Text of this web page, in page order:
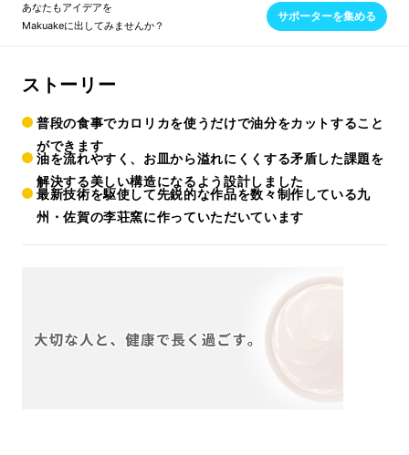
あなたもアイデアを
Makuakeに出してみませんか？
サポーターを集める
ストーリー
普段の食事でカロリカを使うだけで油分をカットすること
ができます
油を流れやすく、お皿から溢れにくくする矛盾した課題を
解決する美しい構造になるよう設計しました
最新技術を駆使して先鋭的な作品を数々制作している九
州・佐賀の李荘窯に作っていただいています